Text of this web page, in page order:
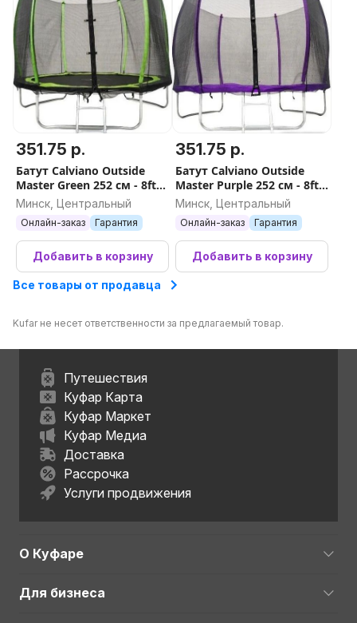
351.75 р.
Батут Calviano Outside
Master Green 252 см - 8ft
(внешняя сетка, с
лестницей)
Минск, Центральный
Онлайн-заказ Гарантия
Добавить в корзину
351.75 р.
Батут Calviano Outside
Master Purple 252 см - 8ft
(внешняя сетка, с
лестницей)
Минск, Центральный
Онлайн-заказ Гарантия
Добавить в корзину
Все товары от продавца
Kufar не несет ответственности за предлагаемый товар.
Путешествия
Куфар Карта
Куфар Маркет
Куфар Медиа
Доставка
Рассрочка
Услуги продвижения
О Куфаре
Для бизнеса